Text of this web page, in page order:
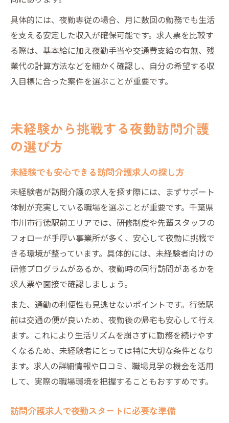
具体的には、夜勤専従の場合、月に数回の勤務でも生活
を支える安定した収入が確保可能です。求人票を比較す
る際は、基本給に加え夜勤手当や交通費支給の有無、残
業代の計算方法などを細かく確認し、自分の希望する収
入目標に合った案件を選ぶことが重要です。
未経験から挑戦する夜勤訪問介護
の選び方
未経験でも安心できる訪問介護求人の探し方
未経験者が訪問介護の求人を探す際には、まずサポート
体制が充実している職場を選ぶことが重要です。千葉県
市川市行徳駅前エリアでは、研修制度や先輩スタッフの
フォローが手厚い事業所が多く、安心して夜勤に挑戦で
きる環境が整っています。具体的には、未経験者向けの
研修プログラムがあるか、夜勤時の同行訪問があるかを
求人票や面接で確認しましょう。
また、通勤の利便性も見逃せないポイントです。行徳駅
前は交通の便が良いため、夜勤後の帰宅も安心して行え
ます。これにより生活リズムを崩さずに勤務を続けやす
くなるため、未経験者にとっては特に大切な条件となり
ます。求人の詳細情報や口コミ、職場見学の機会を活用
して、実際の職場環境を把握することもおすすめです。
訪問介護求人で夜勤スタートに必要な準備